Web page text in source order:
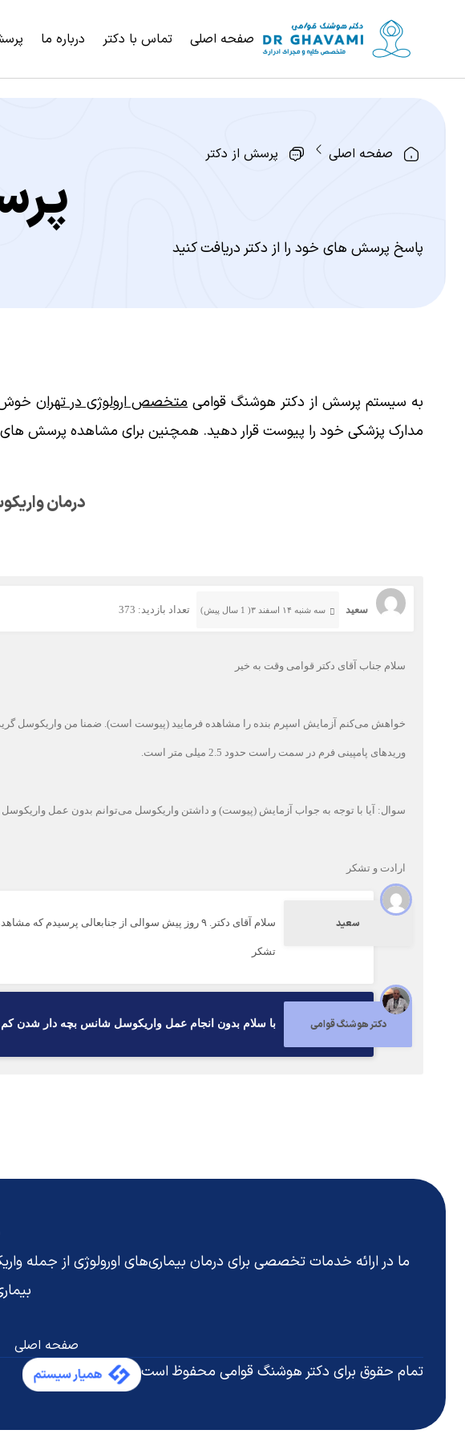
صفحه اصلی تماس با دکتر درباره ما
صفحه اصلی پرسش از دکتر
پاسخ پرسش های خود را از دکتر دریافت کنید
به سیستم پرسش از دکتر هوشنگ قوامیمتخصص ارولوژی در تهران خوش
مدارک پزشکی خود را پیوست قرار دهید. همچنین برای مشاهده پرسش های
درمان
سعید سه شنبه ۱۴ اسفند ۳( 1 سال پیش) تعداد بازدید: 373
سلام جناب آقای دکتر قوامی وقت به خیر
وریدهای پامپینی فرم در سمت راست حدود 2.5 میلی متر است.
سوال: آیا با توجه به جواب آزمایش (پیوست) و داشتن واریکوسل می‌توانم بدون عمل
ارادت و تشکر
سعید سلام آقای دکتر. ۹ روز پیش سوالی از جنابعالی پرسیدم که مشاهده می‌فرمایید. خواهش می‌کنم پاسخ دهید.
تشکر
دکتر هوشنگ قوامی با سلام بدون انجام عمل واريكوسل شانس بچه دار شدن
ما در ارائه خدمات تخصصی برای درمان بیماری‌های اورولوژی از جمله
صفحه اصلی
تمام حقوق برای دکتر هوشنگ قوامی محفوظ است